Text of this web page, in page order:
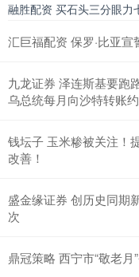
融胜配资 买石头三分眼力
汇巨福配资 保罗·比亚
九龙证券 泽连斯基要跑
乌总统每月向沙特转账
钱坛子 玉米糁被关注！
改善！
盛金缘证券 创历史同期
次
鼎冠策略 西宁市“敬老